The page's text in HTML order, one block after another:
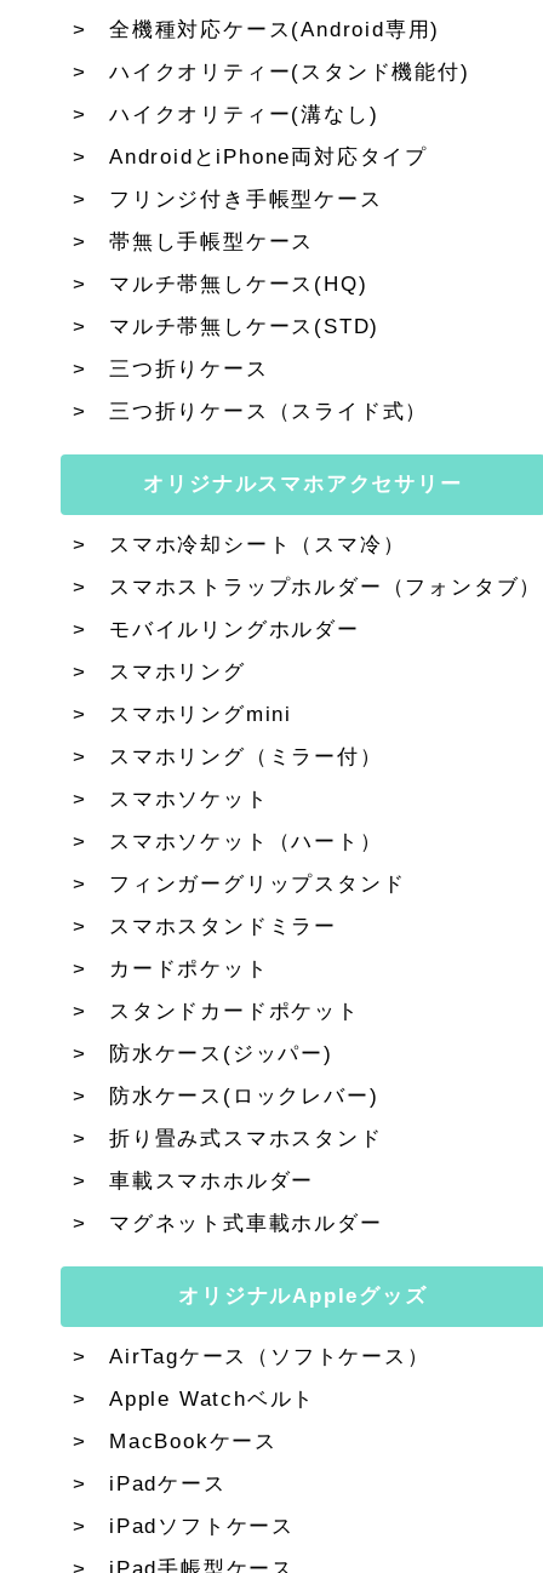
全機種対応ケース(Android専用)
ハイクオリティー(スタンド機能付)
ハイクオリティー(溝なし)
AndroidとiPhone両対応タイプ
フリンジ付き手帳型ケース
帯無し手帳型ケース
マルチ帯無しケース(HQ)
マルチ帯無しケース(STD)
三つ折りケース
三つ折りケース（スライド式）
オリジナルスマホアクセサリー
スマホ冷却シート（スマ冷）
スマホストラップホルダー（フォンタブ）
モバイルリングホルダー
スマホリング
スマホリングmini
スマホリング（ミラー付）
スマホソケット
スマホソケット（ハート）
フィンガーグリップスタンド
スマホスタンドミラー
カードポケット
スタンドカードポケット
防水ケース(ジッパー)
防水ケース(ロックレバー)
折り畳み式スマホスタンド
車載スマホホルダー
マグネット式車載ホルダー
オリジナルAppleグッズ
AirTagケース（ソフトケース）
Apple Watchベルト
MacBookケース
iPadケース
iPadソフトケース